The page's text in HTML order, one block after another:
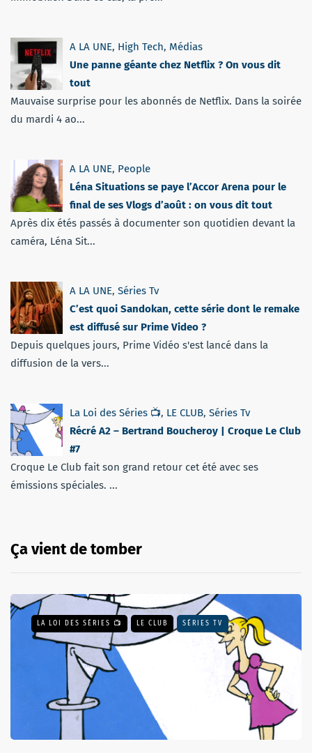
A LA UNE, High Tech, Médias
Une panne géante chez Netflix ? On vous dit
tout
Mauvaise surprise pour les abonnés de Netflix. Dans la soirée
du mardi 4 ao...
A LA UNE, People
Léna Situations se paye l’Accor Arena pour le
final de ses Vlogs d’août : on vous dit tout
Après dix étés passés à documenter son quotidien devant la
caméra, Léna Sit...
A LA UNE, Séries Tv
C’est quoi Sandokan, cette série dont le remake
est diffusé sur Prime Video ?
Depuis quelques jours, Prime Vidéo s'est lancé dans la
diffusion de la vers...
La Loi des Séries 📺, LE CLUB, Séries Tv
Récré A2 – Bertrand Boucheroy | Croque Le Club
#7
Croque Le Club fait son grand retour cet été avec ses
émissions spéciales. ...
Ça vient de tomber
LA LOI DES SÉRIES 📺 LE CLUB SÉRIES TV